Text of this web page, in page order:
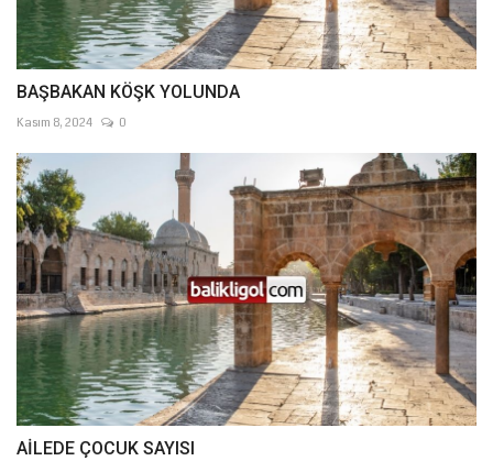
BAŞBAKAN KÖŞK YOLUNDA
Kasım 8, 2024 0
AİLEDE ÇOCUK SAYISI